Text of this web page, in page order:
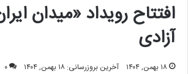
افتتاح رویداد «میدان
آزادی
۱۸ بهمن, ۱۴۰۴ آخرین بروزرسانی: ۱۸ بهمن, ۱۴۰۴ ۰